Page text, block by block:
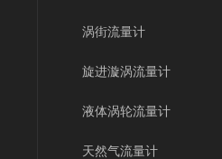
涡街流量计
旋进漩涡流量计
液体涡轮流量计
天然气流量计